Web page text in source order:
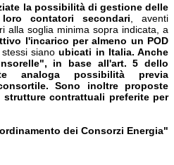
la possibilità di gestione delle
contatori secondari , aventi
alla soglia minima sopra indicata, a
l'incarico per almeno un POD
stessi sianoubicati in Italia. Anche
in base all'art. 5 dello
analoga possibilità previa
Sono inoltre proposte
contrattuali preferite per
dei Consorzi Energia"